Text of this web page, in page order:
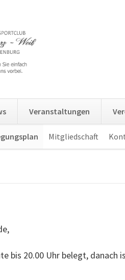
Veranstaltungen
Mitgliedschaft
bis 20.00 Uhr belegt, danach